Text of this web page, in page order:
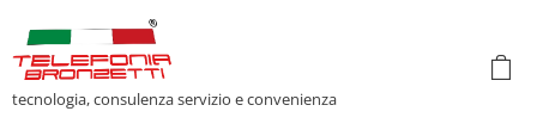
tecnologia, consulenza servizio e convenienza